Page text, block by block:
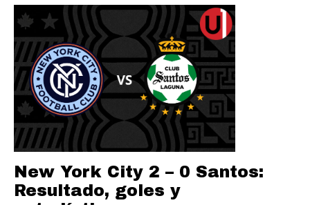
New York City 2 – 0 Santos:
Resultado, goles y